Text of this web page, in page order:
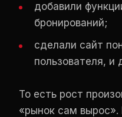
добавили
бронирований;
сделали сайт
пользователя, и
То есть рост
«рынок сам